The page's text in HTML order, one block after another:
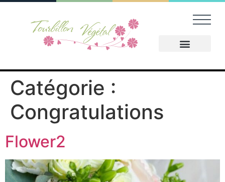
Catégorie :
Congratulations
Flower2